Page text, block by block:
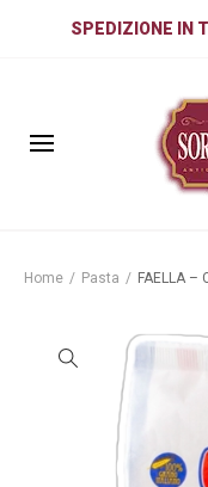
SPEDIZIONE IN
Home / Pasta / FAELLA –